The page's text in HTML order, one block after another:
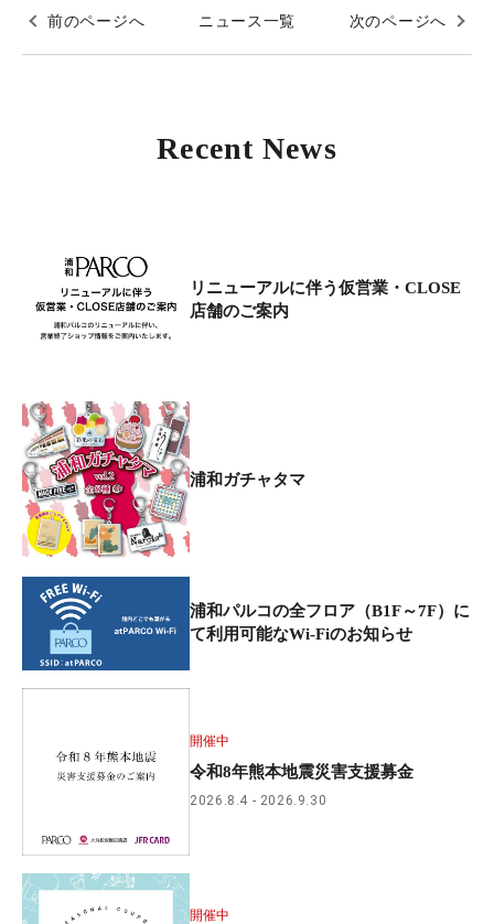
前のページへ ニュース一覧 次のページへ
Recent News
リニューアルに伴う仮営業・CLOSE
店舗のご案内
浦和ガチャタマ
浦和パルコの全フロア（B1F～7F）に
て利用可能なWi-Fiのお知らせ
開催中
令和8年熊本地震災害支援募金
2026.8.4 2026.9.30
開催中